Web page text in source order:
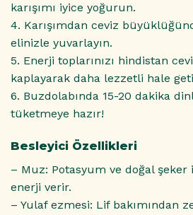
karışımı iyice yoğurun.
4. Karışımdan ceviz
elinizle yuvarlayın.
5. Enerji toplarınızı hindistan
kaplayarak daha lezzetli hale
6. Buzdolabında 15-20 dakika
tüketmeye hazır!
Besleyici Özellikleri
– Muz: Potasyum ve doğal şeker
enerji verir.
– Yulaf ezmesi: Lif bakımından